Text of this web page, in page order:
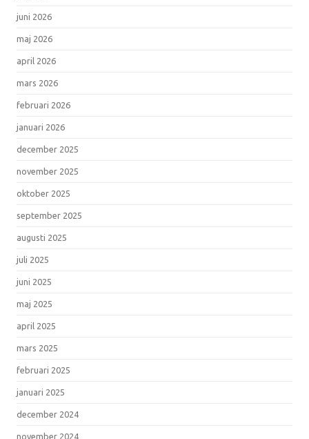
juni 2026
maj 2026
april 2026
mars 2026
februari 2026
januari 2026
december 2025
november 2025
oktober 2025
september 2025
augusti 2025
juli 2025
juni 2025
maj 2025
april 2025
mars 2025
februari 2025
januari 2025
december 2024
november 2024